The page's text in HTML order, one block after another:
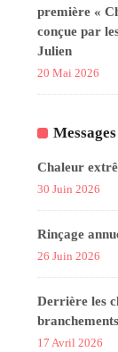
première «
conçue par
Julien
20 Mai 2026
Chaleur
30 Juin 2026
Rinçage
26 Juin 2026
Derrière les
17 Avril 2026